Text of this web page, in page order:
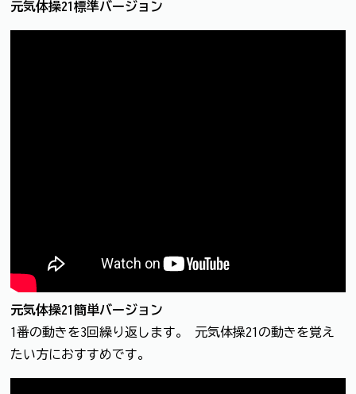
元気体操21標準バージョン
元気体操21簡単バージョン
1番の動きを3回繰り返します。 元気体操21の動きを覚え
たい方におすすめです。